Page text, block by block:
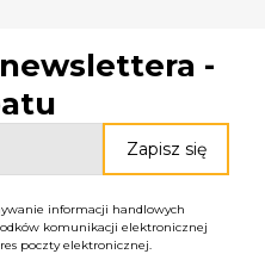
-
informacji handlowych
komunikacji elektronicznej
poczty elektronicznej.